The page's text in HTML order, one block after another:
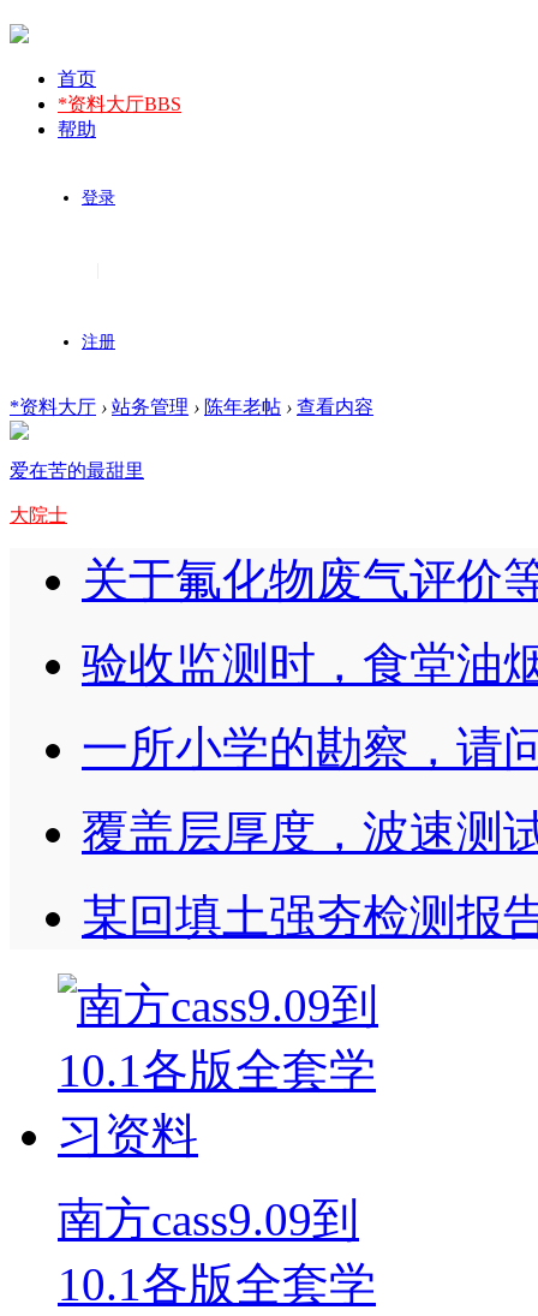
首页
*资料大厅BBS
帮助
登录
注册
*资料大厅 › 站务管理 › 陈年老帖 › 查看内容
爱在苦的最甜里
大院士
关于氟化物废气评价
验收监测时，食堂油
一所小学的勘察，请
覆盖层厚度，波速测
某回填土强夯检测报
南方cass9.09到
10.1各版全套学